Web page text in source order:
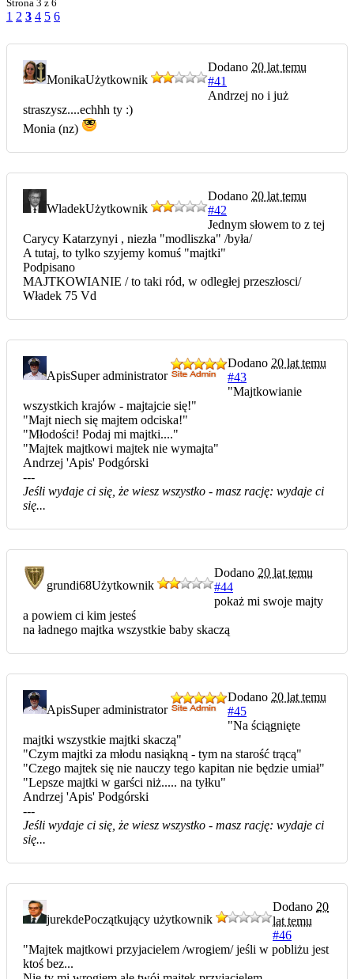
Strona 3 z 6
1 2 3 4 5 6
MonikaUżytkownik
Dodano 20 lat temu
#41
Andrzej no i już
straszysz....echhh ty :)
Monia (nz)
WladekUżytkownik
Dodano 20 lat temu
#42
Jednym słowem to z tej
Carycy Katarzynyi , niezła "modliszka" /była/
A tutaj, to tylko szyjemy komuś "majtki"
Podpisano
MAJTKOWIANIE / to taki ród, w odległej przeszłosci/
Władek 75 Vd
ApisSuper administrator
Dodano 20 lat temu
#43
"Majtkowianie
wszystkich krajów - majtajcie się!"
"Majt niech się majtem odciska!"
"Młodości! Podaj mi majtki...."
"Majtek majtkowi majtek nie wymajta"
Andrzej 'Apis' Podgórski
---
Jeśli wydaje ci się, że wiesz wszystko - masz rację: wydaje ci
się...
grundi68Użytkownik
Dodano 20 lat temu
#44
pokaż mi swoje majty
a powiem ci kim jesteś
na ładnego majtka wszystkie baby skaczą
ApisSuper administrator
Dodano 20 lat temu
#45
"Na ściągnięte
majtki wszystkie majtki skaczą"
"Czym majtki za młodu nasiąkną - tym na starość trącą"
"Czego majtek się nie nauczy tego kapitan nie będzie umiał"
"Lepsze majtki w garści niż..... na tyłku"
Andrzej 'Apis' Podgórski
---
Jeśli wydaje ci się, że wiesz wszystko - masz rację: wydaje ci
się...
jurekdePoczątkujący użytkownik
Dodano 20
lat temu
#46
"Majtek majtkowi przyjacielem /wrogiem/ jeśli w pobliżu jest
ktoś bez...